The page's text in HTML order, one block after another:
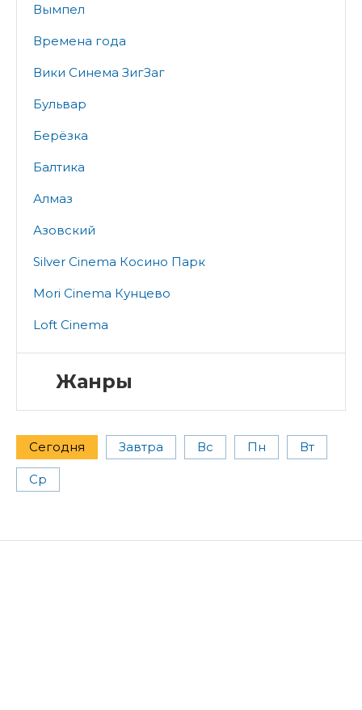
Вымпел
Времена года
Вики Синема ЗигЗаг
Бульвар
Берёзка
Балтика
Алмаз
Азовский
Silver Cinema Косино Парк
Mori Cinema Кунцево
Loft Cinema
Жанры
Сегодня Завтра Вс Пн Вт
Ср